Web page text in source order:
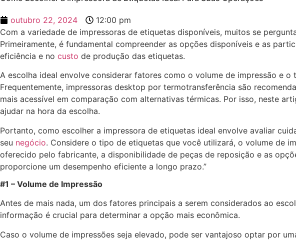
outubro 22, 2024
12:00 pm
Com a variedade de impressoras de etiquetas disponíveis, muitos se
Primeiramente, é fundamental compreender as opções disponíveis e as
eficiência e no custo de produção das etiquetas.
A escolha ideal envolve considerar fatores como o volume de impressão e
Frequentemente, impressoras desktop por termotransferência são
mais acessível em comparação com alternativas térmicas. Por isso, neste
ajudar na hora da escolha.
Portanto, como escolher a impressora de etiquetas ideal envolve avaliar
seu negócio. Considere o tipo de etiquetas que você utilizará, o volume de
oferecido pelo fabricante, a disponibilidade de peças de reposição e as
proporcione um desempenho eficiente a longo prazo.”
#1 – Volume de Impressão
Antes de mais nada, um dos fatores principais a serem considerados ao
informação é crucial para determinar a opção mais econômica.
Caso o volume de impressões seja elevado, pode ser vantajoso optar por